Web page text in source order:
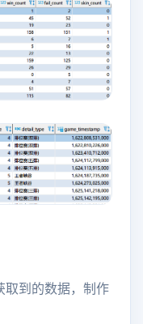
取到的数据，制作